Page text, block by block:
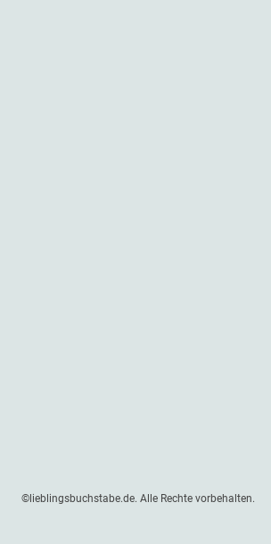
©lieblingsbuchstabe.de. Alle Rechte vorbehalten.